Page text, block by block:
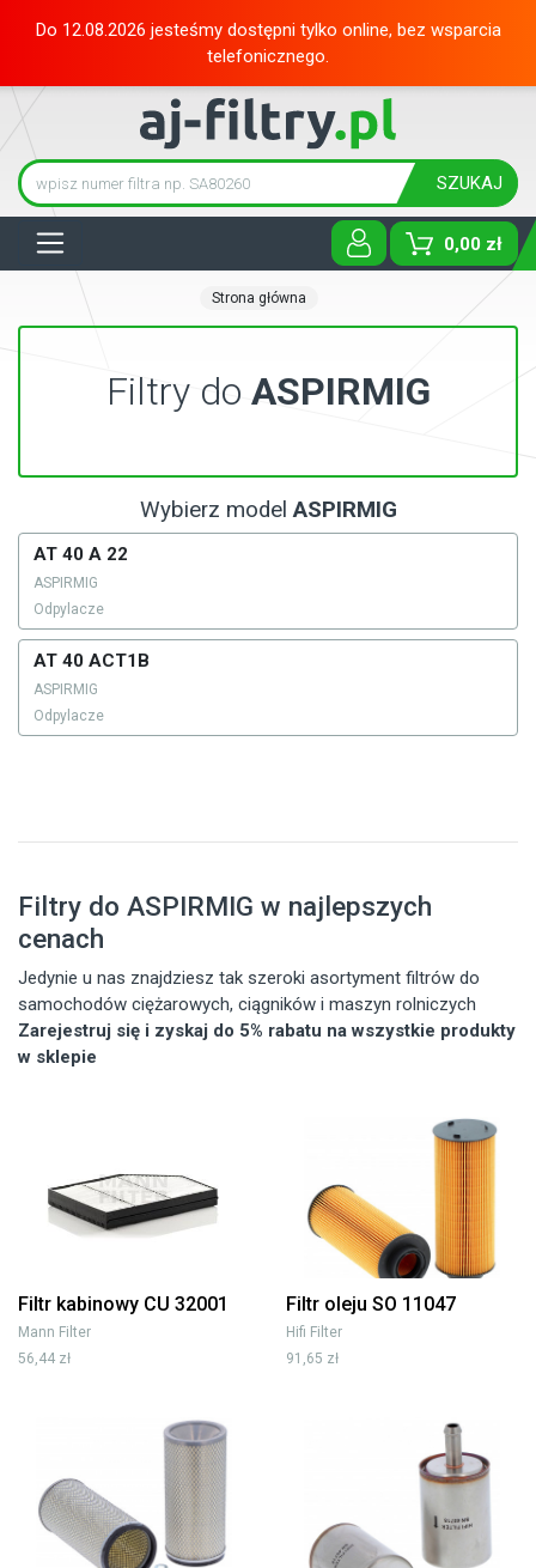
Do 12.08.2026 jesteśmy dostępni tylko online, bez wsparcia
telefonicznego.
SZUKAJ
0,00 zł
Strona główna
Filtry do ASPIRMIG
Wybierz modelASPIRMIG
AT 40 A 22
ASPIRMIG
Odpylacze
AT 40 ACT1B
ASPIRMIG
Odpylacze
Filtry do ASPIRMIG w najlepszych
cenach
Jedynie u nas znajdziesz tak szeroki asortyment filtrów do
samochodów ciężarowych, ciągników i maszyn rolniczych
Zarejestruj się i zyskaj do 5% rabatu na wszystkie produkty
w sklepie
Filtr kabinowy CU 32001
Mann Filter
56,44 zł
Filtr oleju SO 11047
Hifi Filter
91,65 zł